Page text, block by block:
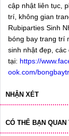
cập nhật liên tục,
trí, không gian
Rubiparties Sinh
bóng bay trang trí
sinh nhật đẹp,
tại: https://
ook.com/
NHẬN XÉT
CÓ THỂ BẠN QUAN